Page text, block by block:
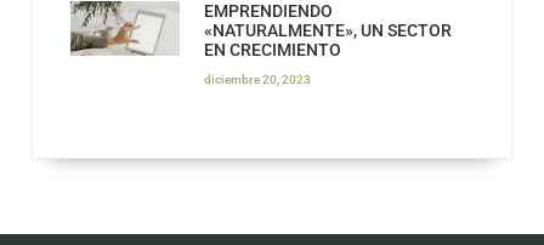
EMPRENDIENDO
«NATURALMENTE», UN SECTOR
EN CRECIMIENTO
diciembre 20, 2023